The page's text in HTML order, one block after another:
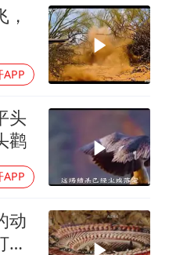
贵州轮胎子公司获美国退税8136万
东方甄选被判赔偿江小白30万元
局 实干挑大梁
APP
头
鹳
APP
动